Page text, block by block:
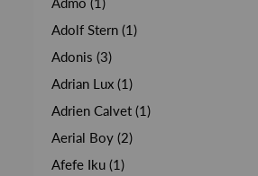
Adolf Stern (1)
Adonis (3)
Adrian Lux (1)
Adrien Calvet (1)
Aerial Boy (2)
Afefe Iku (1)